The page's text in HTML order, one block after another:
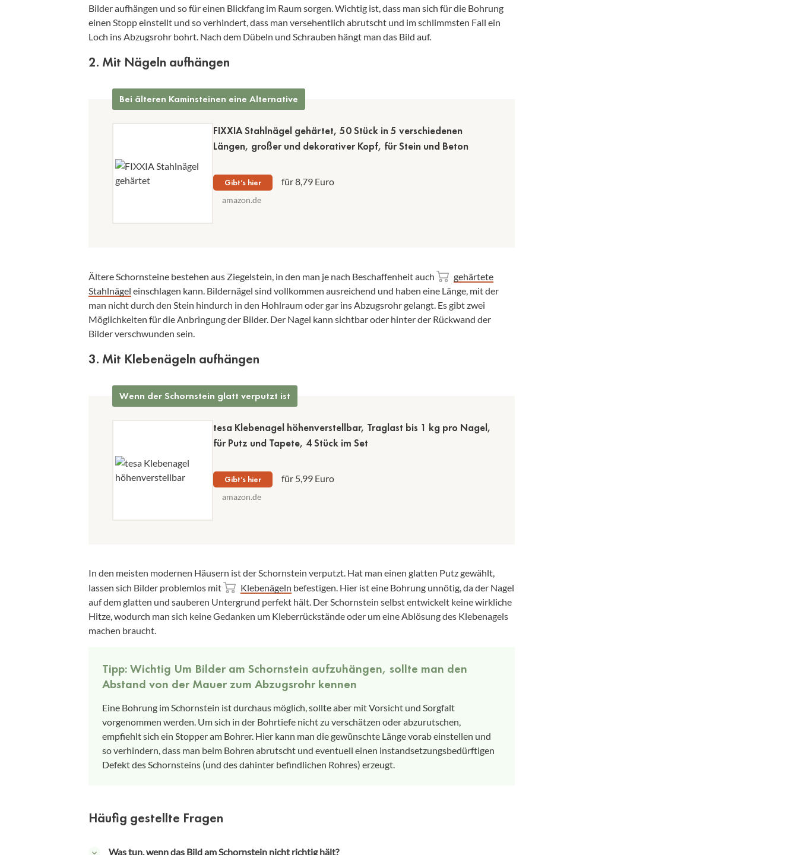
Bilder aufhängen und so für einen Blickfang im Raum sorgen. Wichtig ist, dass man sich für die Bohrung
einen Stopp einstellt und so verhindert, dass man versehentlich abrutscht und im schlimmsten Fall ein
Loch ins Abzugsrohr bohrt. Nach dem Dübeln und Schrauben hängt man das Bild auf.
2. Mit Nägeln aufhängen
Bei älteren Kaminsteinen eine Alternative
FIXXIA Stahlnägel gehärtet, 50 Stück in 5 verschiedenen
Längen, großer und dekorativer Kopf, für Stein und Beton
Gibt’s hier für 8,79 Euro
amazon.de
Ältere Schornsteine bestehen aus Ziegelstein, in den man je nach Beschaffenheit auch
gehärtete
Stahlnägel einschlagen kann. Bildernägel sind vollkommen ausreichend und haben eine Länge, mit der
man nicht durch den Stein hindurch in den Hohlraum oder gar ins Abzugsrohr gelangt. Es gibt zwei
Möglichkeiten für die Anbringung der Bilder. Der Nagel kann sichtbar oder hinter der Rückwand der
Bilder verschwunden sein.
3. Mit Klebenägeln aufhängen
Wenn der Schornstein glatt verputzt ist
tesa Klebenagel höhenverstellbar, Traglast bis 1 kg pro Nagel,
für Putz und Tapete, 4 Stück im Set
Gibt’s hier für 5,99 Euro
amazon.de
In den meisten modernen Häusern ist der Schornstein verputzt. Hat man einen glatten Putz gewählt,
lassen sich Bilder problemlos mit
Klebenägeln befestigen. Hier ist eine Bohrung unnötig, da der Nagel
auf dem glatten und sauberen Untergrund perfekt hält. Der Schornstein selbst entwickelt keine wirkliche
Hitze, wodurch man sich keine Gedanken um Kleberrückstände oder um eine Ablösung des Klebenagels
machen braucht.
Tipp: Wichtig Um Bilder am Schornstein aufzuhängen, sollte man den
Abstand von der Mauer zum Abzugsrohr kennen
Eine Bohrung im Schornstein ist durchaus möglich, sollte aber mit Vorsicht und Sorgfalt
vorgenommen werden. Um sich in der Bohrtiefe nicht zu verschätzen oder abzurutschen,
empfiehlt sich ein Stopper am Bohrer. Hier kann man die gewünschte Länge vorab einstellen und
so verhindern, dass man beim Bohren abrutscht und eventuell einen instandsetzungsbedürftigen
Defekt des Schornsteins (und des dahinter befindlichen Rohres) erzeugt.
Häufig gestellte Fragen
Was tun, wenn das Bild am Schornstein nicht richtig hält?